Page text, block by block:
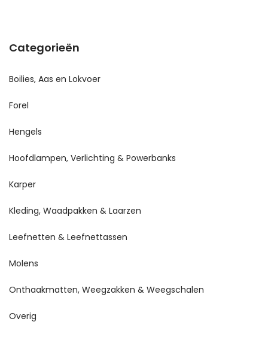
Categorieën
Boilies, Aas en Lokvoer
Forel
Hengels
Hoofdlampen, Verlichting & Powerbanks
Karper
Kleding, Waadpakken & Laarzen
Leefnetten & Leefnettassen
Molens
Onthaakmatten, Weegzakken & Weegschalen
Overig